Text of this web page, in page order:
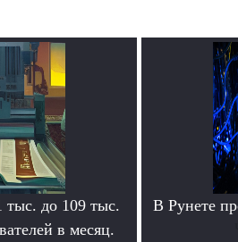
тыс. до 109 тыс.
в месяц.
В Рунете